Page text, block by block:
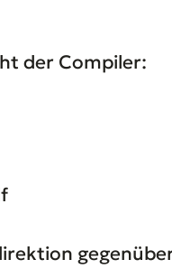
der Compiler: